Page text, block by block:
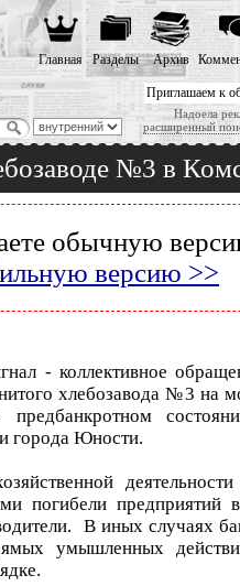
Приглашаем к
Надоела
расширенный
Главная Разделы Архив
№3 в
обычную
версию >>
- коллективное
хлебозавода №3 на
предбанкротном
города Юности.
погибели предприятий
В иных случаях
умышленных